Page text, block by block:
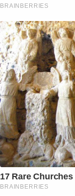
BRAINBERRIES
17 Rare
BRAINBERRIES